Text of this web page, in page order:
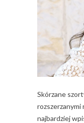
Skórzane
najbardziej